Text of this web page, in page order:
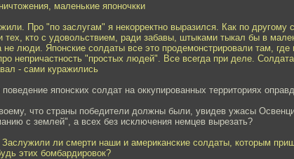
маленькие японочкки
Про "по заслугам" я некорректно выразился. Как по другому
тех, кто с удовольствием, ради забавы, штыками тыкал бы в
не люди. Японские солдаты все это продемонстрировали там,
непричастность "простых людей". Все всегда при деле.
- сами куражились
японских солдат на оккупированных территориях
что страны победители должны были, увидев ужасы
с землей", а всех без исключения немцев вырезать?
Заслужили ли смерти наши и американские солдаты, которым
этих бомбардировок?